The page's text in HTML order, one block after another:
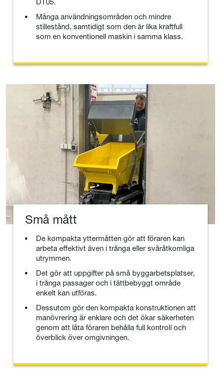
Många användningsområden och mindre
stillestånd, samtidigt som den är lika kraftfull
som en konventionell maskin i samma klass.
Små mått
De kompakta yttermåtten gör att föraren kan
arbeta effektivt även i trånga eller svåråtkomliga
utrymmen.
Det gör att uppgifter på små byggarbetsplatser,
i trånga passager och i tättbebyggt område
enkelt kan utföras.
Dessutom gör den kompakta konstruktionen att
manövrering är enklare och det ökar säkerheten
genom att låta föraren behålla full kontroll och
överblick över omgivningen.